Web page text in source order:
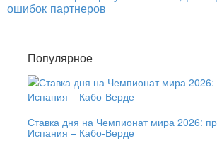
ошибок партнеров
Популярное
Ставка дня на Чемпионат мира 2026:
Испания – Кабо-Верде